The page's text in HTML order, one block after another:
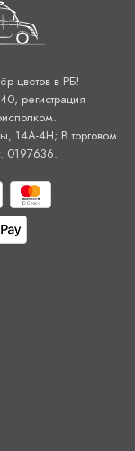
цветов в РБ!
регистрация
14А-4H; В торговом
0197636.